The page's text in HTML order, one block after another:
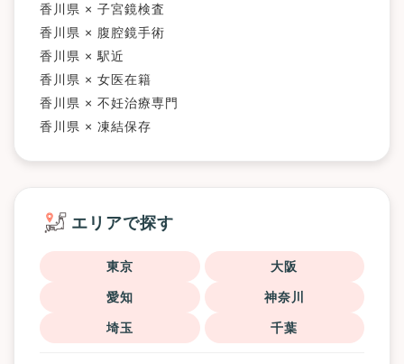
香川県 × 子宮鏡検査
香川県 × 腹腔鏡手術
香川県 × 駅近
香川県 × 女医在籍
香川県 × 不妊治療専門
香川県 × 凍結保存
エリアで探す
東京 大阪
愛知 神奈川
埼玉 千葉